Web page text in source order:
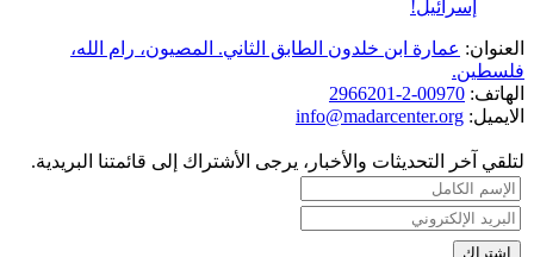
إسرائيل!
العنوان: عمارة ابن خلدون الطابق الثاني. المصيون، رام الله،
فلسطين.
الهاتف: 00970-2-2966201
الايميل: info@madarcenter.org
لتلقي آخر التحديثات والأخبار، يرجى الأشتراك إلى قائمتنا البريدية.